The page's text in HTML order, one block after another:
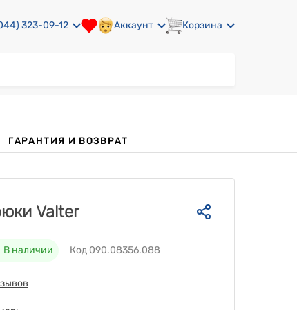
323-09-12 Аккаунт Корзина
ГАРАНТИЯ И ВОЗВРАТ
Valter
В наличии Код 090.08356.088